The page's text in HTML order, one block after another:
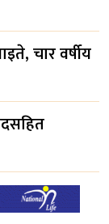
चार वर्षीय